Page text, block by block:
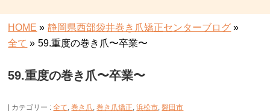
HOME » 静岡県西部袋井巻き爪矯正センターブログ »
全て » 59.重度の巻き爪〜卒業〜
59.重度の巻き爪〜卒業〜
カテゴリー :全て,巻き爪,巻き爪矯正,浜松市,磐田市